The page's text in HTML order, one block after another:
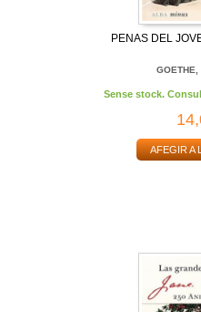
PENAS DEL
GOETHE,
Sense stock.
AFEGIR A